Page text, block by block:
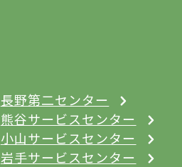
長野第二センター
熊谷サービスセンター
小山サービスセンター
岩手サービスセンター